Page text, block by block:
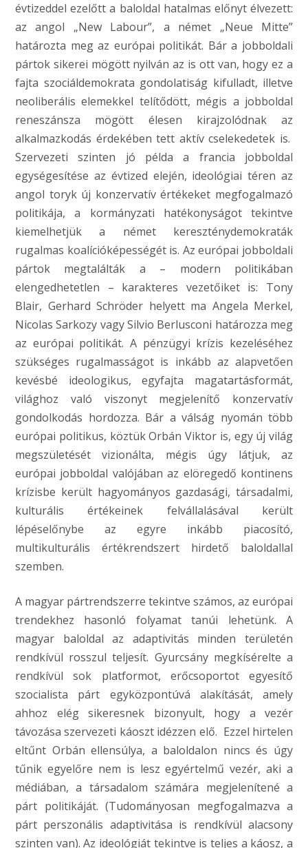
évtizeddel ezelőtt a baloldal hatalmas előnyt élvezett:
az angol „New Labour”, a német „Neue Mitte”
határozta meg az európai politikát. Bár a jobboldali
pártok sikerei mögött nyilván az is ott van, hogy ez a
fajta szociáldemokrata gondolatiság kifulladt, illetve
neoliberális elemekkel telítődött, mégis a jobboldal
reneszánsza mögött élesen kirajzolódnak az
alkalmazkodás érdekében tett aktív cselekedetek is.
Szervezeti szinten jó példa a francia jobboldal
egységesítése az évtized elején, ideológiai téren az
angol toryk új konzervatív értékeket megfogalmazó
politikája, a kormányzati hatékonyságot tekintve
kiemelhetjük a német kereszténydemokraták
rugalmas koalícióképességét is. Az európai jobboldali
pártok megtalálták a – modern politikában
elengedhetetlen – karakteres vezetőiket is: Tony
Blair, Gerhard Schröder helyett ma Angela Merkel,
Nicolas Sarkozy vagy Silvio Berlusconi határozza meg
az európai politikát. A pénzügyi krízis kezeléséhez
szükséges rugalmasságot is inkább az alapvetően
kevésbé ideologikus, egyfajta magatartásformát,
világhoz való viszonyt megjelenítő konzervatív
gondolkodás hordozza. Bár a válság nyomán több
európai politikus, köztük Orbán Viktor is, egy új világ
megszületését vizionálta, mégis úgy látjuk, az
európai jobboldal valójában az elöregedő kontinens
krízisbe került hagyományos gazdasági, társadalmi,
kulturális értékeinek felvállalásával került
lépéselőnybe az egyre inkább piacosító,
multikulturális értékrendszert hirdető baloldallal
szemben.
A magyar pártrendszerre tekintve számos, az európai
trendekhez hasonló folyamat tanúi lehetünk. A
magyar baloldal az adaptivitás minden területén
rendkívül rosszul teljesít. Gyurcsány megkísérelte a
rendkívül sok platformot, erőcsoportot egyesítő
szocialista párt egyközpontúvá alakítását, amely
ahhoz elég sikeresnek bizonyult, hogy a vezér
távozása szervezeti káoszt idézzen elő. Ezzel hirtelen
eltűnt Orbán ellensúlya, a baloldalon nincs és úgy
tűnik egyelőre nem is lesz egyértelmű vezér, aki a
médiában, a társadalom számára megjelenítené a
párt politikáját. (Tudományosan megfogalmazva a
párt perszonális adaptivitása is rendkívül alacsony
szinten van). Az ideológiát tekintve is teljes a káosz, a